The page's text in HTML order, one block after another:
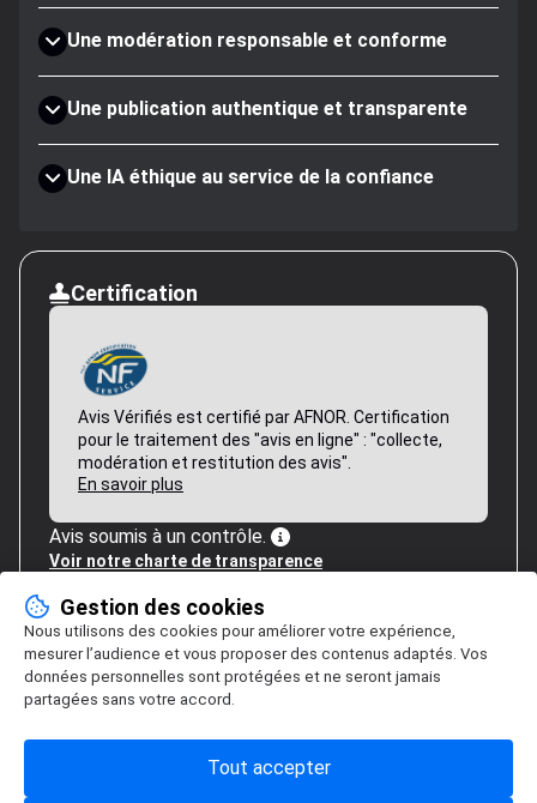
Une modération responsable et conforme
Une publication authentique et transparente
Une IA éthique au service de la confiance
Certification
Avis Vérifiés est certifié par AFNOR. Certification
pour le traitement des "avis en ligne" : "collecte,
modération et restitution des avis".
En savoir plus
Avis soumis à un contrôle.
Voir notre charte de transparence
Gestion des cookies
Nous utilisons des cookies pour améliorer votre expérience,
mesurer l’audience et vous proposer des contenus adaptés. Vos
données personnelles sont protégées et ne seront jamais
partagées sans votre accord.
Tout accepter